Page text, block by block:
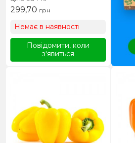
299,70 грн
Немає в наявності
Повідомити, коли
з'явиться